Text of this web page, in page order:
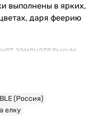
выполнены в ярких,
даря феерию
замечательным
(Россия)
елку